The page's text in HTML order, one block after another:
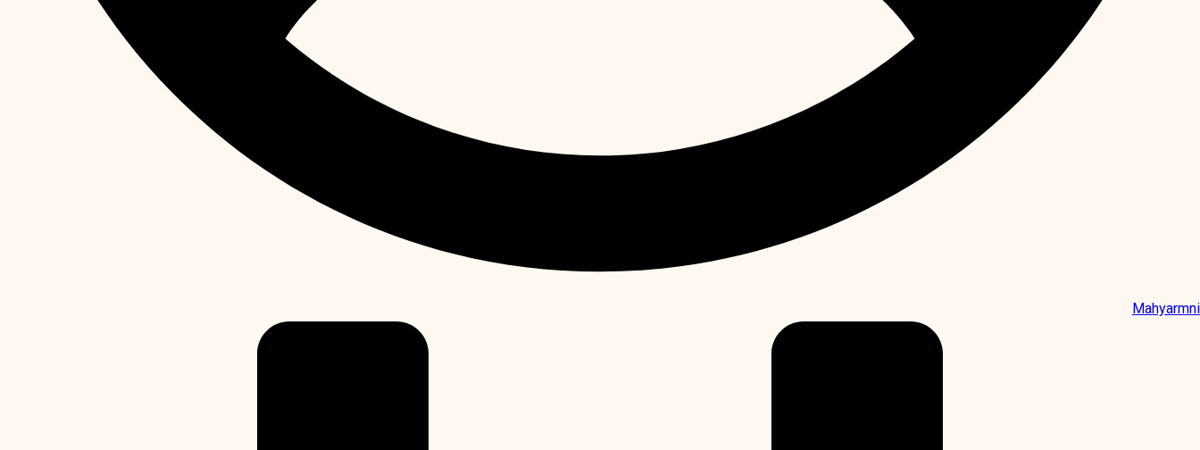
Mahyarmni